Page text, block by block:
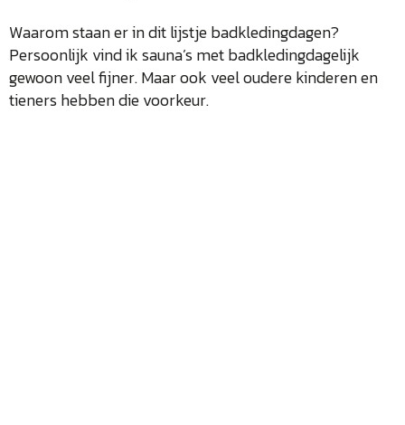
Waarom staan er in dit lijstje badkledingdagen?
Persoonlijk vind ik sauna’s met badkledingdagelijk
gewoon veel fijner. Maar ook veel oudere kinderen en
tieners hebben die voorkeur.